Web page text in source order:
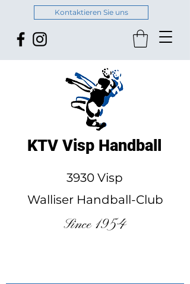
Kontaktieren Sie uns
KTV Visp Handball
3930 Visp
Walliser Handball-Club
Since 1954